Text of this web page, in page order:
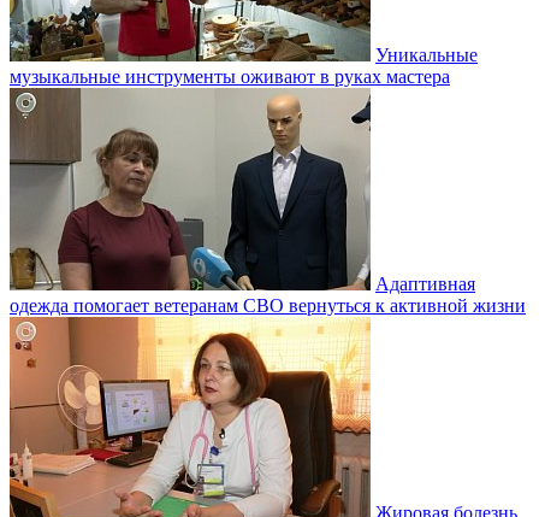
Уникальные
музыкальные инструменты оживают в руках мастера
Адаптивная
одежда помогает ветеранам СВО вернуться к активной жизни
Жировая болезнь